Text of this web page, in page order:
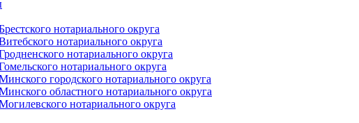
нотариального округа
нотариального округа
нотариального округа
нотариального округа
городского нотариального округа
областного нотариального округа
нотариального округа